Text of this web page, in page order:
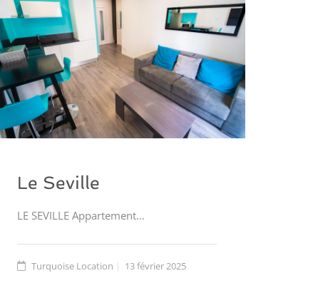
Le Seville
LE SEVILLE Appartement…
Turquoise Location 13 février 2025